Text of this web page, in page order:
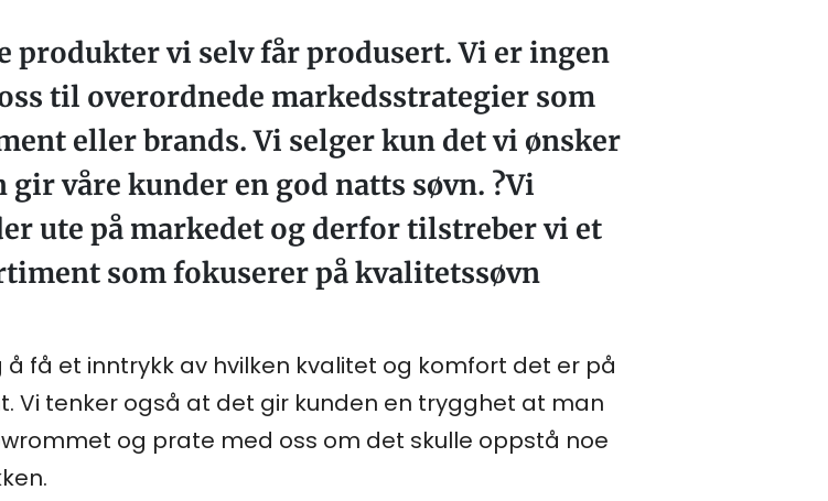
vi selv får produsert. Vi er ingen
til overordnede markedsstrategier som
eller brands. Vi selger kun det vi ønsker
våre kunder en god natts søvn. ?Vi
ute på markedet og derfor tilstreber vi et
som fokuserer på kvalitetssøvn
få et inntrykk av hvilken kvalitet og komfort det er på
Vi tenker også at det gir kunden en trygghet at man
og prate med oss om det skulle oppstå noe